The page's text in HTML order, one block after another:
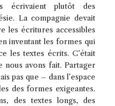
écrivaient plutôt des
La compagnie devait
les écritures accessibles
inventant les formes qui
les textes écrits. C’était
nous avons fait. Partager
pas que – dans l’espace
des formes exigeantes.
des textes longs, des